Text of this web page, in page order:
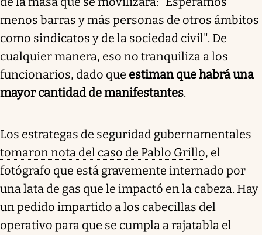
menos barras y más personas de otros ámbitos
como sindicatos y de la sociedad civil". De
cualquier manera, eso no tranquiliza a los
funcionarios, dado que estiman que habrá una
mayor cantidad de manifestantes.
Los estrategas de seguridad gubernamentales
tomaron nota del caso de Pablo Grillo, el
fotógrafo que está gravemente internado por
una lata de gas que le impactó en la cabeza. Hay
un pedido impartido a los cabecillas del
operativo para que se cumpla a rajatabla el